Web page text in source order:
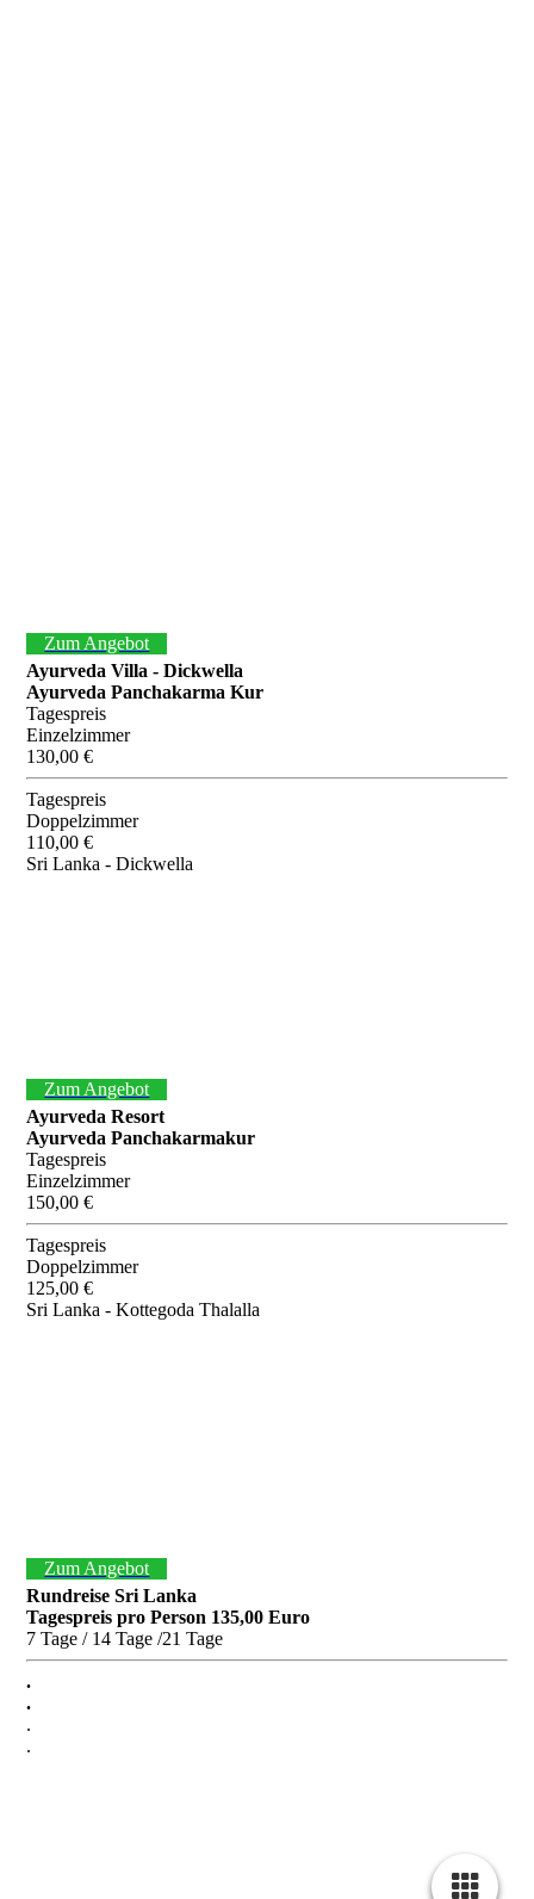
Zum Angebot
Ayurveda Villa - Dickwella
Ayurveda Panchakarma Kur
Tagespreis
Einzelzimmer
130,00 €
Tagespreis
Doppelzimmer
110,00 €
Sri Lanka - Dickwella
Zum Angebot
Ayurveda Resort
Ayurveda Panchakarmakur
Tagespreis
Einzelzimmer
150,00 €
Tagespreis
Doppelzimmer
125,00 €
Sri Lanka - Kottegoda Thalalla
Zum Angebot
Rundreise Sri Lanka
Tagespreis pro Person 135,00 Euro
7 Tage / 14 Tage /21 Tage
.
.
.
.